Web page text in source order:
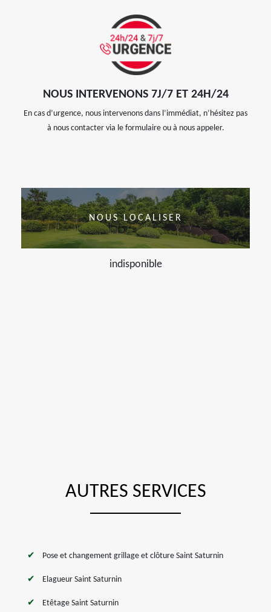
NOUS INTERVENONS 7J/7 ET 24H/24
En cas d’urgence, nous intervenons dans l’immédiat, n’hésitez pas
à nous contacter via le formulaire ou à nous appeler.
NOUS LOCALISER
indisponible
AUTRES SERVICES
Pose et changement grillage et clôture Saint Saturnin
Elagueur Saint Saturnin
Etêtage Saint Saturnin